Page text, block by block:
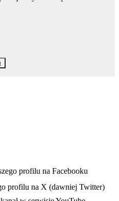
nowej karcieprofilu na Facebooku
profilu na X (dawniej Twitter)